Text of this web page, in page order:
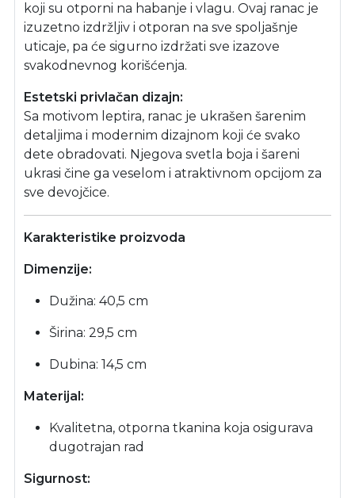
koji su otporni na habanje i vlagu. Ovaj ranac je
izuzetno izdržljiv i otporan na sve spoljašnje
uticaje, pa će sigurno izdržati sve izazove
svakodnevnog korišćenja.
Estetski privlačan dizajn:
Sa motivom leptira, ranac je ukrašen šarenim
detaljima i modernim dizajnom koji će svako
dete obradovati. Njegova svetla boja i šareni
ukrasi čine ga veselom i atraktivnom opcijom za
sve devojčice.
Karakteristike proizvoda
Dimenzije:
Dužina: 40,5 cm
Širina: 29,5 cm
Dubina: 14,5 cm
Materijal:
Kvalitetna, otporna tkanina koja osigurava
dugotrajan rad
Sigurnost: